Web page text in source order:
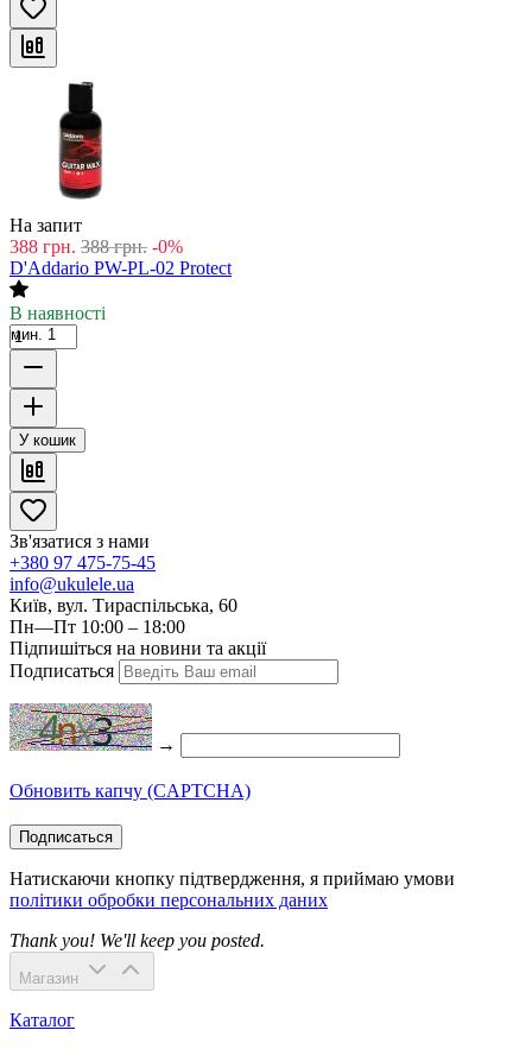
На запит
388 грн. 388 грн. -0%
D'Addario PW-PL-02 Protect
В наявності
мин. 1
У кошик
Зв'язатися з нами
+380 97 475-75-45
info@ukulele.ua
Київ, вул. Тираспільська, 60
Пн—Пт 10:00 – 18:00
Підпишіться на новини та акції
Подписаться
→
Обновить капчу (CAPTCHA)
Подписаться
Натискаючи кнопку підтвердження, я приймаю умови
політики обробки персональних даних
Thank you! We'll keep you posted.
Магазин
Каталог